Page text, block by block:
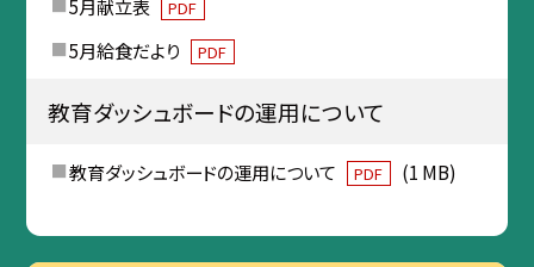
5月献立表
PDF
5月給食だより PDF
教育ダッシュボードの運用について
教育ダッシュボードの運用について PDF (1 MB)